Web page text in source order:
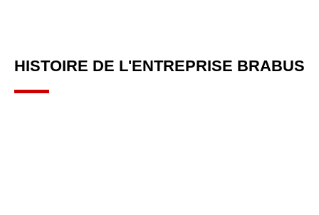
HISTOIRE DE L'ENTREPRISE BRABUS